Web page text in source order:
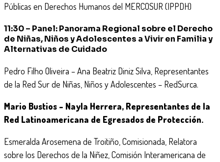
Públicas en Derechos Humanos del MERCOSUR (IPPDH)
11:30 – Panel: Panorama Regional sobre el Derecho
de Niñas, Niños y Adolescentes a Vivir en Familia y
Alternativas de Cuidado
Pedro Filho Oliveira – Ana Beatriz Diniz Silva, Representantes
de la Red Sur de Niñas, Niños y Adolescentes – RedSurca.
Mario Bustios – Nayla Herrera, Representantes de la
Red Latinoamericana de Egresados de Protección.
Esmeralda Arosemena de Troitiño, Comisionada, Relatora
sobre los Derechos de la Niñez, Comisión Interamericana de